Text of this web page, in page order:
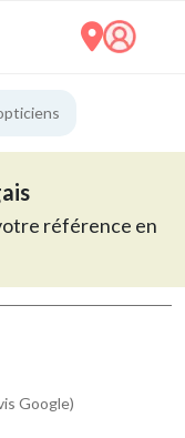
référence en
Google)